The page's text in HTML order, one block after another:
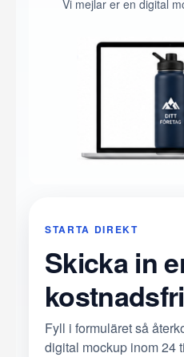
Vi mejlar er en digital
STARTA DIREKT
Skicka in
Fyll i formuläret så
digital mockup inom 24